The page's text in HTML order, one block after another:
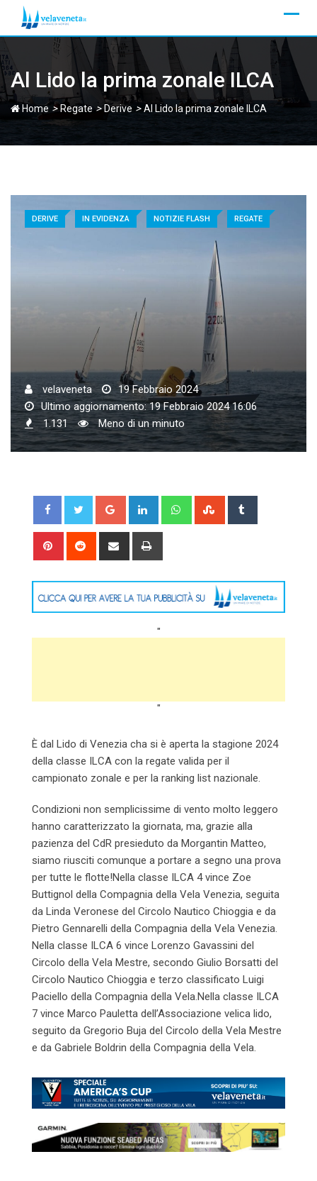
Al Lido la prima zonale ILCA
Home > Regate>Derive >Al Lido la prima zonale ILCA
DERIVE IN EVIDENZA NOTIZIE FLASH REGATE
velaveneta
19 Febbraio 2024
Ultimo aggiornamento: 19 Febbraio 2024 16:06
1.131
Meno di un minuto
Google+ LinkedIn WhatsappStumbleUpon
Pinterest Reddit
Share
"
"
È dal Lido di Venezia cha si è aperta la stagione 2024
della classe ILCA con la regate valida per il
campionato zonale e per la ranking list nazionale.
Condizioni non semplicissime di vento molto leggero
hanno caratterizzato la giornata, ma, grazie alla
pazienza del CdR presieduto da Morgantin Matteo,
siamo riusciti comunque a portare a segno una prova
per tutte le flotte!Nella classe ILCA 4 vince Zoe
Buttignol della Compagnia della Vela Venezia, seguita
da Linda Veronese del Circolo Nautico Chioggia e da
Pietro Gennarelli della Compagnia della Vela Venezia.
Nella classe ILCA 6 vince Lorenzo Gavassini del
Circolo della Vela Mestre, secondo Giulio Borsatti del
Circolo Nautico Chioggia e terzo classificato Luigi
Paciello della Compagnia della Vela.Nella classe ILCA
7 vince Marco Pauletta dell’Associazione velica lido,
seguito da Gregorio Buja del Circolo della Vela Mestre
e da Gabriele Boldrin della Compagnia della Vela.